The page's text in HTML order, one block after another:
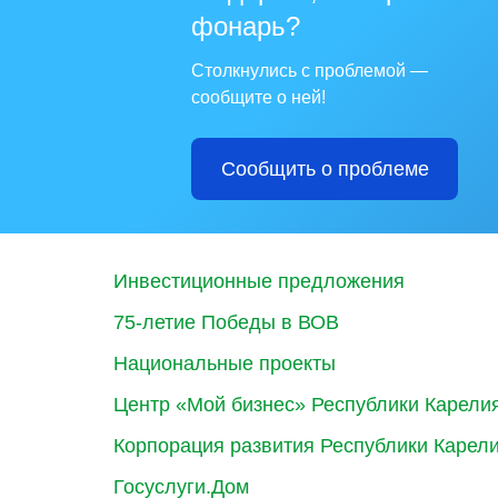
фонарь?
Столкнулись с проблемой —
сообщите о ней!
Сообщить о проблеме
Инвестиционные предложения
75-летие Победы в ВОВ
Национальные проекты
Центр «Мой бизнес» Республики
Корпорация развития Республики
Госуслуги.Дом